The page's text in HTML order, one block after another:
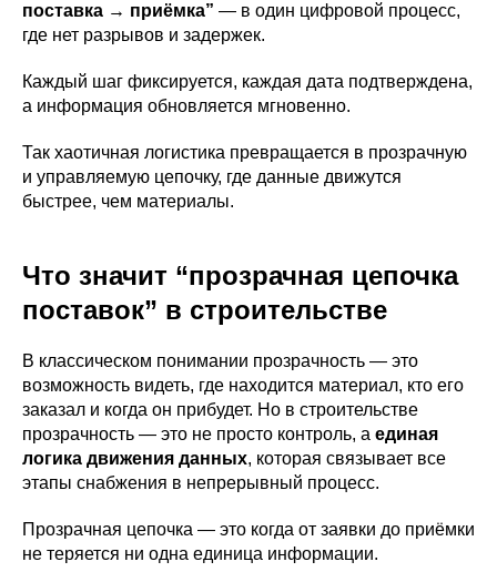
поставка → приёмка” — в один цифровой процесс,
где нет разрывов и задержек.
Каждый шаг фиксируется, каждая дата подтверждена,
а информация обновляется мгновенно.
Так хаотичная логистика превращается в прозрачную
и управляемую цепочку, где данные движутся
быстрее, чем материалы.
Что значит “прозрачная цепочка
поставок” в строительстве
В классическом понимании прозрачность — это
возможность видеть, где находится материал, кто его
заказал и когда он прибудет. Но в строительстве
прозрачность — это не просто контроль, а единая
логика движения данных, которая связывает все
этапы снабжения в непрерывный процесс.
Прозрачная цепочка — это когда от заявки до приёмки
не теряется ни одна единица информации.